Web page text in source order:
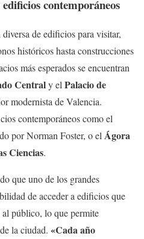
contemporáneos
de edificios para visitar,
históricos hasta construcciones
más esperados se encuentran
Centraly elPalacio de
modernista de Valencia.
contemporáneos como el
por Norman Foster, o elÁgora
Ciencias.
que uno de los grandes
de acceder a edificios que
al público, lo que permite
la ciudad. «Cada año